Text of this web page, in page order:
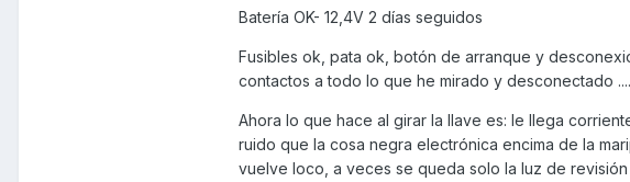
Batería OK- 12,4V 2 días seguidos
Fusibles ok, pata ok, botón de arranque y
contactos a todo lo que he mirado y desconectado ....
Ahora lo que hace al girar la llave es: le llega
ruido que la cosa negra electrónica encima de la
vuelve loco, a veces se queda solo la luz de